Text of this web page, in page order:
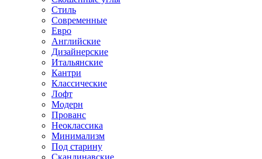
Стиль
Современные
Евро
Английские
Дизайнерские
Итальянские
Кантри
Классические
Лофт
Модерн
Прованс
Неоклассика
Минимализм
Под старину
Скандинавские